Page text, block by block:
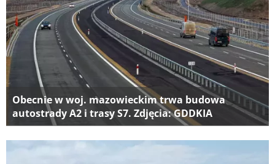
Obecnie w woj. mazowieckim trwa budowa
autostrady A2 i trasy S7. Zdjęcia: GDDKIA